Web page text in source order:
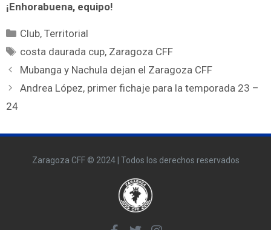
¡Enhorabuena, equipo!
Club,Territorial
costa daurada cup, Zaragoza CFF
Mubanga y Nachula dejan el Zaragoza CFF
Andrea López, primer fichaje para la temporada 23 –
24
Zaragoza CFF © 2024 | Todos los derechos reservados